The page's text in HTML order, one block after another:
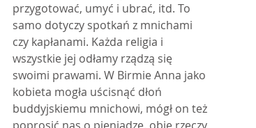
przygotować, umyć i ubrać, itd. To
samo dotyczy spotkań z mnichami
czy kapłanami. Każda religia i
wszystkie jej odłamy rządzą się
swoimi prawami. W Birmie Anna jako
kobieta mogła uścisnąć dłoń
buddyjskiemu mnichowi, mógł on też